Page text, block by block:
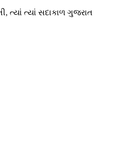
ત્યાં સદાકાળ ગુજરાત